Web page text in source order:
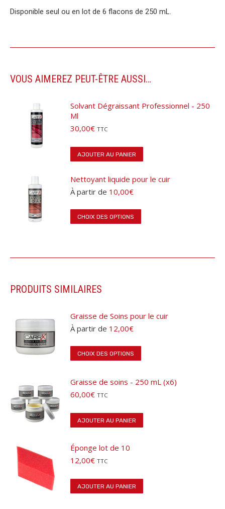
Disponible seul ou en lot de 6 flacons de 250 mL.
VOUS AIMEREZ PEUT-ÊTRE AUSSI…
Solvant Dégraissant Professionnel - 250
Ml
30,00€ TTC
AJOUTER AU PANIER
Nettoyant liquide pour le cuir
À partir de 10,00€
CHOIX DES OPTIONS
produit
variations.
sur
produit
PRODUITS SIMILAIRES
Graisse de Soins pour le cuir
À partir de 12,00€
CHOIX DES OPTIONS
produit
plusieurs
options
page
Graisse de soins - 250 mL (x6)
60,00€ TTC
AJOUTER AU PANIER
Éponge lot de 10
12,00€ TTC
AJOUTER AU PANIER